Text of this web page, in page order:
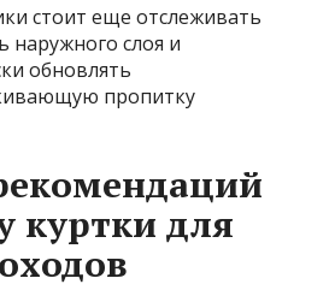
стоит еще отслеживать
наружного слоя и
обновлять
пропитку
куртки для